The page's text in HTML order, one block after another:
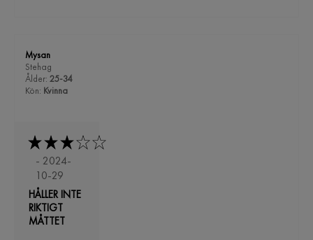
Mysan
Stehag
Ålder: 25-34
Kön: Kvinna
- 2024-
10-29
HÅLLER INTE
RIKTIGT
MÅTTET